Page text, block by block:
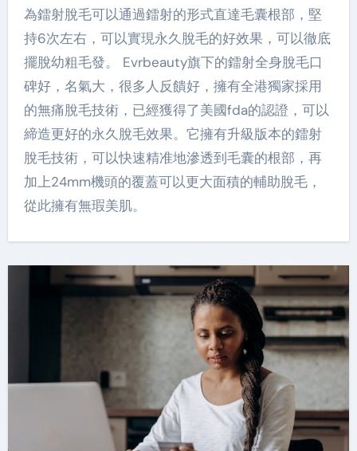
為鐳射脫毛可以通過鐳射的形式直達毛囊根部，堅
持6次左右，可以實現永久脫毛的好效果，可以徹底
擺脫幼粗毛發。 Evrbeauty旗下的鐳射全身脫毛口
碑好，名氣大，很多人反饋好，擁有全港獨家採用
的無痛脫毛技術，已經獲得了美國fda的認證，可以
締造更好的永久脫毛效果。它擁有升級版本的鐳射
脫毛技術，可以快速精准地滲透到毛囊的根部，再
加上24mm機頭的覆蓋可以更大面積的輔助脫毛，
從此擁有無瑕美肌。